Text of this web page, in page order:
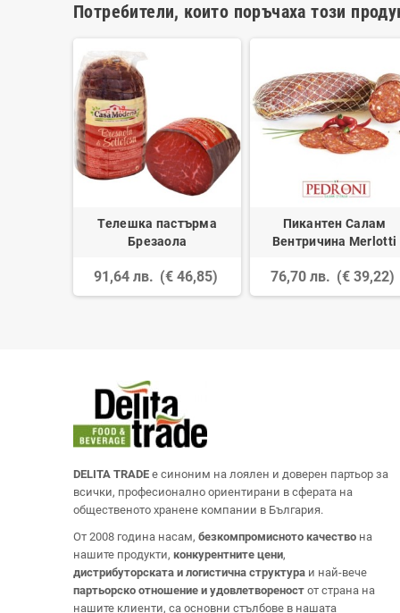
Потребители, които поръчаха този
Телешка пастърма
Брезаола
91,64 лв. (€ 46,85)
Пикантен Салам
Вентричина Merlotti
76,70 лв. (€ 39,22)
DELITA TRADE е синоним на лоялен и доверен партьор за
всички, професионално ориентирани в сферата на
общественото хранене компании в България.
От 2008 година насам, безкомпромисното качество на
нашите продукти, конкурентните цени,
дистрибуторската и логистична структура и най-вече
партьорско отношение и удовлетвореност от страна на
нашите клиенти, са основни стълбове в нашата